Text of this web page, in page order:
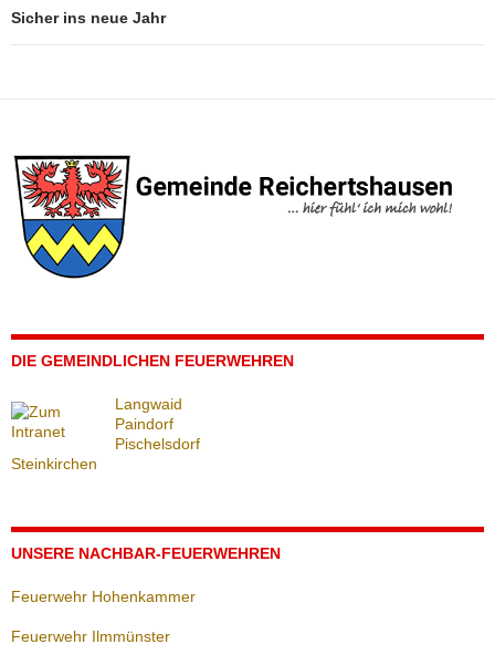
Sicher ins neue Jahr
DIE GEMEINDLICHEN FEUERWEHREN
Langwaid
Paindorf
Pischelsdorf
Steinkirchen
UNSERE NACHBAR-FEUERWEHREN
Feuerwehr Hohenkammer
Feuerwehr Ilmmünster